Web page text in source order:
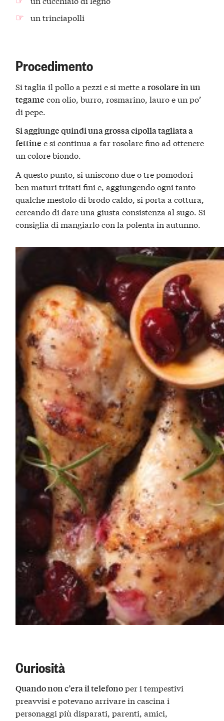
un trinciapolli
Procedimento
Si taglia il pollo a pezzi e si mette a rosolare in un
tegame con olio, burro, rosmarino, lauro e un po’
di pepe.
Si aggiunge quindi una grossa cipolla tagliata a
fettine e si continua a far rosolare fino ad ottenere
un colore biondo.
A questo punto, si uniscono due o tre pomodori
ben maturi tritati fini e, aggiungendo ogni tanto
qualche mestolo di brodo caldo, si porta a cottura,
cercando di dare una giusta consistenza al sugo. Si
consiglia di mangiarlo con la polenta in autunno.
Curiosità
Quando non c’era il telefonoper i tempestivi
preavvisi e potevano arrivare in cascina i
personaggi più disparati, parenti, amici,